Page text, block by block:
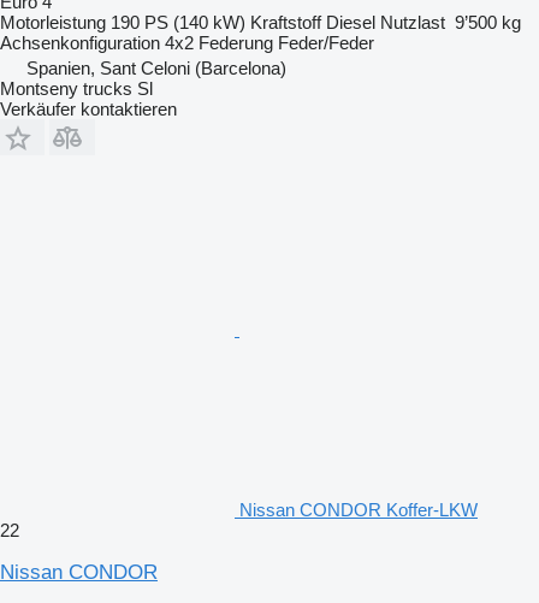
Motorleistung 190 PS (140 kW) Kraftstoff Diesel Nutzlast 9’500 kg
Achsenkonfiguration 4x2 Federung Feder/Feder
Spanien, Sant Celoni (Barcelona)
Montseny trucks Sl
Verkäufer kontaktieren
Nissan CONDOR Koffer-LKW
22
Nissan CONDOR